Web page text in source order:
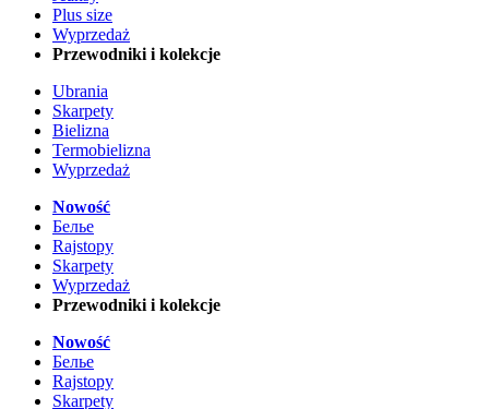
Plus size
Wyprzedaż
Przewodniki i kolekcje
Ubrania
Skarpety
Bielizna
Termobielizna
Wyprzedaż
Nowość
Белье
Rajstopy
Skarpety
Wyprzedaż
Przewodniki i kolekcje
Nowość
Белье
Rajstopy
Skarpety